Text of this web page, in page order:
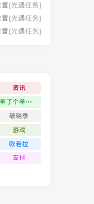
[光遇任务]
[光遇任务]
[光遇任务]
资讯
羊了个羊通关
破晓季
游戏
欧若拉
支付
[光遇任务]
[光遇任务]
[光遇任务]